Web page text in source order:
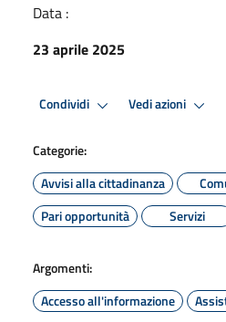
Data :
23 aprile 2025
Condividi Vedi azioni
Categorie:
Avvisi alla cittadinanza
Pari opportunità
Servizi
Argomenti:
Accesso all'informazione